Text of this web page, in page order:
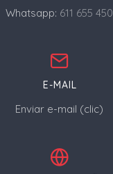
Whatsapp: 611 655 450
E-MAIL
Enviar e-mail (clic)